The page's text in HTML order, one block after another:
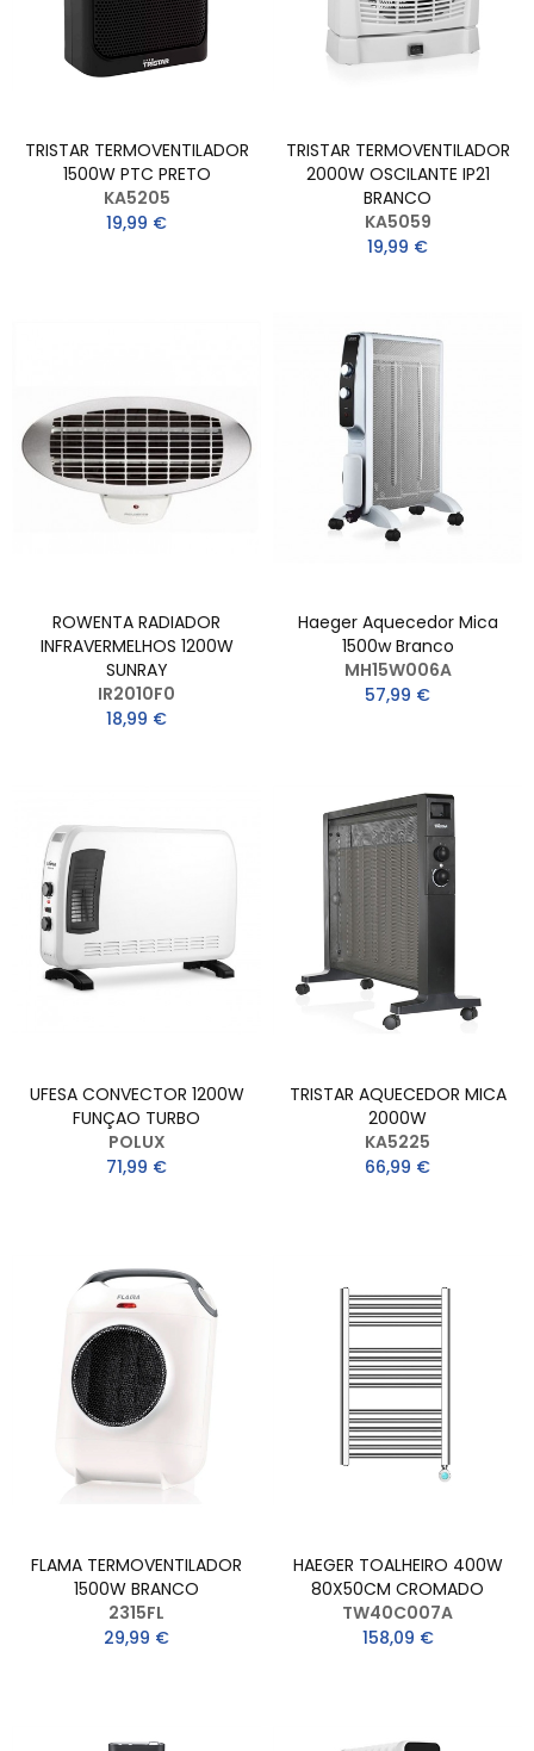
TRISTAR TERMOVENTILADOR
1500W PTC PRETO
KA5205
19,99 €
TRISTAR TERMOVENTILADOR
2000W OSCILANTE IP21
BRANCO
KA5059
19,99 €
ROWENTA RADIADOR
INFRAVERMELHOS 1200W
SUNRAY
IR2010F0
18,99 €
Haeger Aquecedor Mica
1500w Branco
MH15W006A
57,99 €
UFESA CONVECTOR 1200W
FUNÇAO TURBO
POLUX
71,99 €
TRISTAR AQUECEDOR MICA
2000W
KA5225
66,99 €
FLAMA TERMOVENTILADOR
1500W BRANCO
2315FL
29,99 €
HAEGER TOALHEIRO 400W
80X50CM CROMADO
TW40C007A
158,09 €